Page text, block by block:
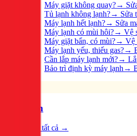
Máy giặt không quay?→
Tủ lạnh không lạnh?→ Sửa
Máy lạnh hết lạnh?→ Sửa
Máy lạnh có mùi hôi?→ Vệ
Máy giặt bẩn, có mùi?→ Vệ
Máy lạnh yếu, thiếu gas?→
Cần lắp máy lạnh mới?→
Bảo trì định kỳ máy lạnh→
Điện
Xem tất cả →